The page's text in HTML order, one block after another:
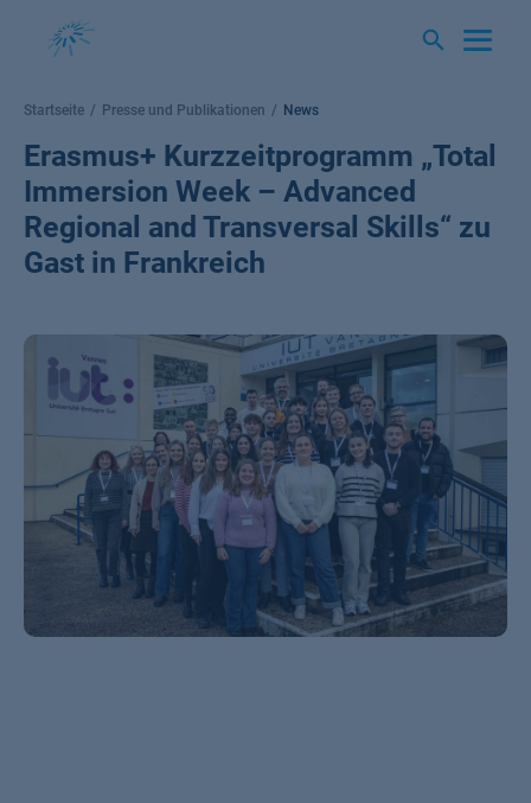
Startseite Presse und Publikationen News
Erasmus+ Kurzzeitprogramm „Total
Immersion Week – Advanced
Regional and Transversal Skills“ zu
Gast in Frankreich